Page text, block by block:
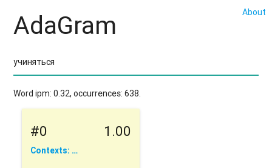
About
AdaGram
Word ipm: 0.32, occurrences: 638.
#0 1.00
Contexts: …